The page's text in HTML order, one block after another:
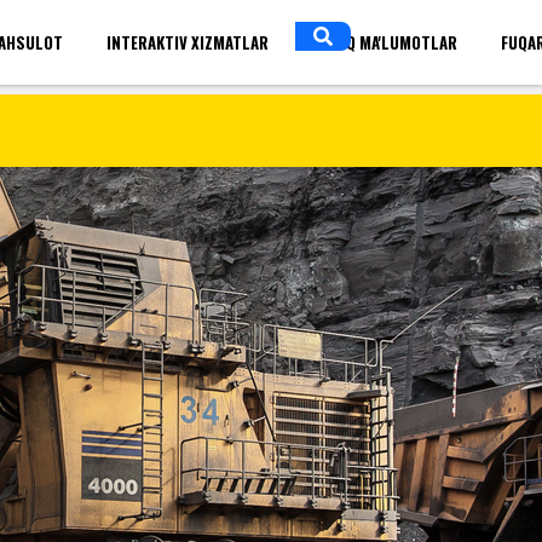
OʼZBEKCHA INTERAKTIV XIZMATLAR OCHIQ MA'LUMOTLAR